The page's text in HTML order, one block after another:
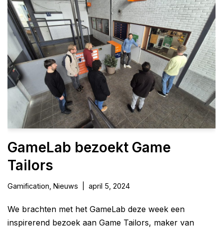
GameLab bezoekt Game
Tailors
Gamification Nieuws april 5, 2024
We brachten met het GameLab deze week een
inspirerend bezoek aan Game Tailors, maker van